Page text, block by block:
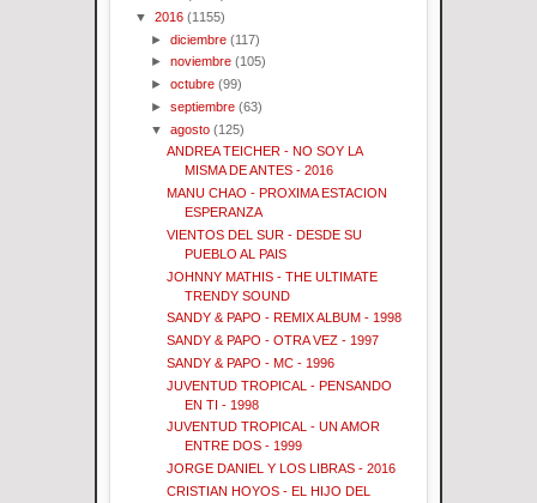
▼ 2016 (1155)
►diciembre (117)
►noviembre (105)
►octubre (99)
►septiembre (63)
▼agosto (125)
ANDREA TEICHER - NO SOY LA
MISMA DE ANTES - 2016
MANU CHAO - PROXIMA ESTACION
ESPERANZA
VIENTOS DEL SUR - DESDE SU
PUEBLO AL PAIS
JOHNNY MATHIS - THE ULTIMATE
TRENDY SOUND
SANDY & PAPO - REMIX ALBUM - 1998
SANDY & PAPO - OTRA VEZ - 1997
SANDY & PAPO - MC - 1996
JUVENTUD TROPICAL - PENSANDO
EN TI - 1998
JUVENTUD TROPICAL - UN AMOR
ENTRE DOS - 1999
JORGE DANIEL Y LOS LIBRAS - 2016
CRISTIAN HOYOS - EL HIJO DEL